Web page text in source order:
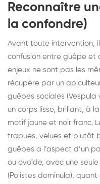
Reconnaître
la confondre)
Avant toute intervention,
confusion entre guêpe et
enjeux ne sont pas les
récupère par un
guêpes sociales
un corps lisse, brillant, à
motif jaune et noir franc.
trapues, velues et plutôt
guêpes a l’aspect d’un
ou ovoïde, avec une
(Polistes dominula),